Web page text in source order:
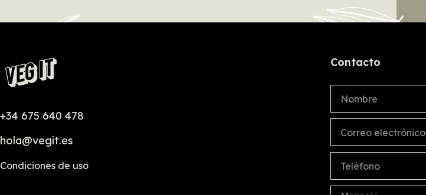
+34 675 640 478
hola@vegit.es
Condiciones de uso
Contacto